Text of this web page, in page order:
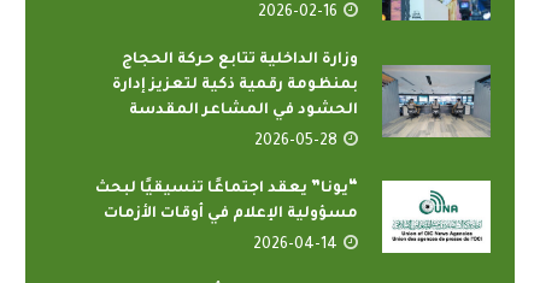
2026-02-16
وزارة الداخلية تتابع حركة الحجاج
بمنظومة رقمية ذكية لتعزيز إدارة
الحشود في المشاعر المقدسة
2026-05-28
“يونا” يعقد اجتماعًا تنسيقيًا لبحث
مسؤولية الإعلام في أوقات الأزمات
2026-04-14